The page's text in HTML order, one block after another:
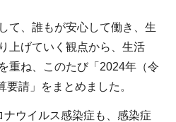
て、誰もが安心して働き、生
上げていく観点から、生活
重ね、このたび「2024年（令
請」をまとめました。
ウイルス感染症も、感染症